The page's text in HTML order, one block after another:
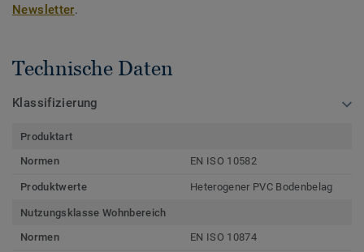
Newsletter.
Technische Daten
Klassifizierung
Produktart
Normen
EN ISO 10582
Produktwerte Heterogener PVC Bodenbelag
Nutzungsklasse Wohnbereich
Normen
EN ISO 10874